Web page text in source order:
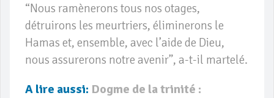
“Nous ramènerons tous nos otages,
détruirons les meurtriers, éliminerons le
Hamas et, ensemble, avec l’aide de Dieu,
nous assurerons notre avenir”, a-t-il martelé.
A lire aussi: Dogme de la trinité :